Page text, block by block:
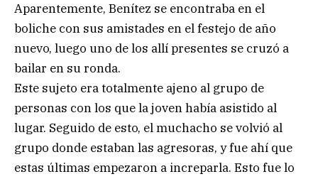
Aparentemente, Benítez se encontraba en el
boliche con sus amistades en el festejo de año
nuevo, luego uno de los allí presentes se cruzó a
bailar en su ronda.
Este sujeto era totalmente ajeno al grupo de
personas con los que la joven había asistido al
lugar. Seguido de esto, el muchacho se volvió al
grupo donde estaban las agresoras, y fue ahí que
estas últimas empezaron a increparla. Esto fue lo